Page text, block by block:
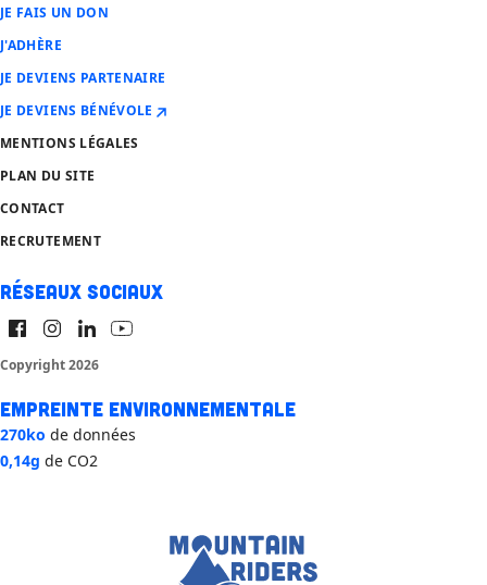
JE FAIS UN DON
J'ADHÈRE
JE DEVIENS PARTENAIRE
JE DEVIENS BÉNÉVOLE
MENTIONS LÉGALES
PLAN DU SITE
CONTACT
RECRUTEMENT
Réseaux sociaux
Copyright 2026
Empreinte environnementale
270ko de données
0,14g de CO2